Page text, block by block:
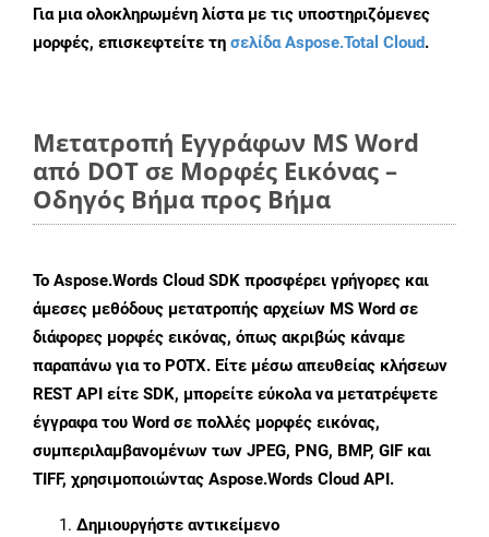
Για μια ολοκληρωμένη λίστα με τις υποστηριζόμενες
μορφές, επισκεφτείτε τη σελίδα Aspose.Total Cloud.
Μετατροπή Εγγράφων MS Word
από DOT σε Μορφές Εικόνας –
Οδηγός Βήμα προς Βήμα
Το Aspose.Words Cloud SDK προσφέρει γρήγορες και
άμεσες μεθόδους μετατροπής αρχείων MS Word σε
διάφορες μορφές εικόνας, όπως ακριβώς κάναμε
παραπάνω για το POTX. Είτε μέσω απευθείας κλήσεων
REST API είτε SDK, μπορείτε εύκολα να μετατρέψετε
έγγραφα του Word σε πολλές μορφές εικόνας,
συμπεριλαμβανομένων των JPEG, PNG, BMP, GIF και
TIFF, χρησιμοποιώντας Aspose.Words Cloud API.
Δημιουργήστε αντικείμενο